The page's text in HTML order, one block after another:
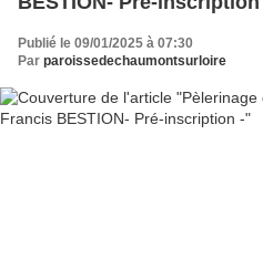
Publié le 09/01/2025 à 07:30
Par paroissedechaumontsurloire